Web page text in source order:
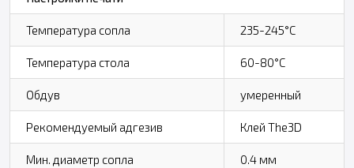
Температура сопла 235-245°C
Температура стола 60-80°C
Обдув умеренный
Рекомендуемый адгезив Клей The3D
Мин. диаметр сопла 0.4 мм